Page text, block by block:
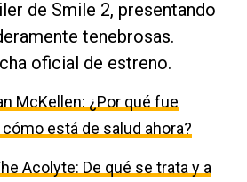
de Smile 2, presentando
tenebrosas.
oficial de estreno.
McKellen: ¿Por qué fue
está de salud ahora?
Acolyte: De qué se trata y a